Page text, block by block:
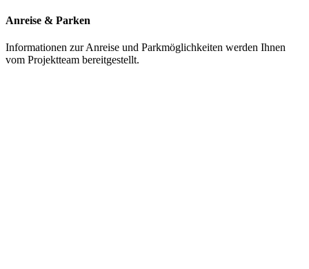
Anreise & Parken
Informationen zur Anreise und Parkmöglichkeiten werden Ihnen
vom Projektteam bereitgestellt.